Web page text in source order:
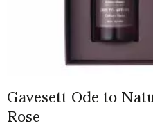
Gavesett Ode to
Rose